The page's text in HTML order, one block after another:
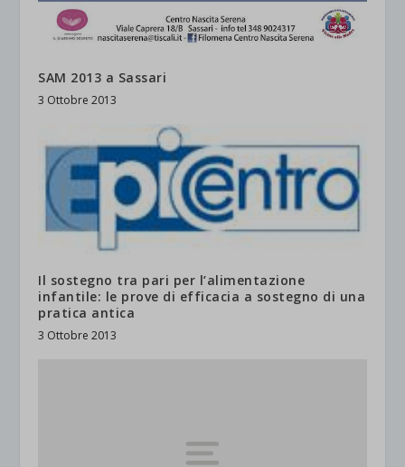
SAM 2013 a Sassari
3 Ottobre 2013
Il sostegno tra pari per l’alimentazione
infantile: le prove di efficacia a sostegno di una
pratica antica
3 Ottobre 2013